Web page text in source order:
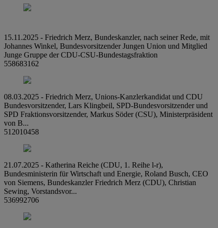
15.11.2025 - Friedrich Merz, Bundeskanzler, nach seiner Rede, mit
Johannes Winkel, Bundesvorsitzender Jungen Union und Mitglied
Junge Gruppe der CDU-CSU-Bundestagsfraktion
558683162
08.03.2025 - Friedrich Merz, Unions-Kanzlerkandidat und CDU
Bundesvorsitzender, Lars Klingbeil, SPD-Bundesvorsitzender und
SPD Fraktionsvorsitzender, Markus Söder (CSU), Ministerpräsident
von B...
512010458
21.07.2025 - Katherina Reiche (CDU, 1. Reihe l-r),
Bundesministerin für Wirtschaft und Energie, Roland Busch, CEO
von Siemens, Bundeskanzler Friedrich Merz (CDU), Christian
Sewing, Vorstandsvor...
536992706